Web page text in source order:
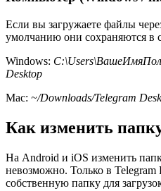
Если вы загружаете файлы
умолчанию они сохраняются в
Windows:
Desktop
Mac: ~/Downloads/Telegram
Как изменить
На Android и iOS изменить
невозможно. Только в
собственную папку для